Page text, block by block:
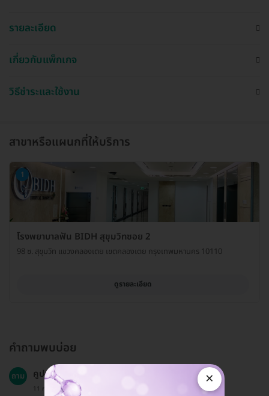
รายละเอียด
เกี่ยวกับแพ็กเกจ
วิธีชำระและใช้งาน
สาขาหรือแผนกที่ให้บริการ
1
โรงพยาบาลฟัน BIDH สุขุมวิทซอย 2
98 ซ. สุขุมวิท แขวงคลองเตย เขตคลองเตย กรุงเทพมหานคร 10110
ดูรายละเอียด
คำถามพบบ่อย
ถาม คูปองมีอายุเท่าไหร่?
11 ก.ค. 2024 ×